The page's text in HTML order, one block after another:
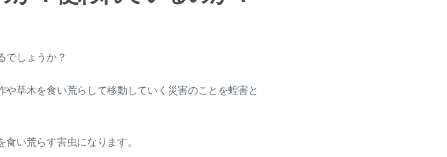
でしょうか？
草木を食い荒らして移動していく災害のことを蝗害と
い荒らす害虫になります。